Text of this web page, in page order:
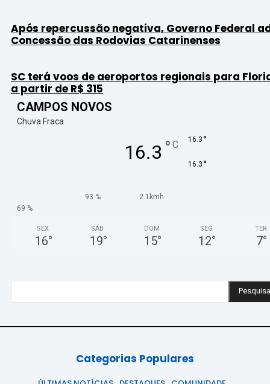
Após repercussão negativa, Governo Federal
Concessão das Rodovias Catarinenses
SC terá voos de aeroportos regionais para
a partir de R$ 315
CAMPOS NOVOS
Chuva Fraca
16.3 ° C 16.3 °
16.3 °
93 %
2.1kmh
69 %
SEX
16°
SÁB
19°
DOM
15°
SEG
12°
TER
7°
Categorias Populares